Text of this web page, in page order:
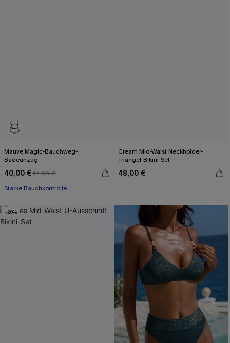
Mauve Magic-Bauchweg-
Badeanzug
40,00 €44,00 €
Starke Bauchkontrolle
Cream Mid-Waist Neckholder-
Triangel-Bikini-Set
48,00 €
-20%